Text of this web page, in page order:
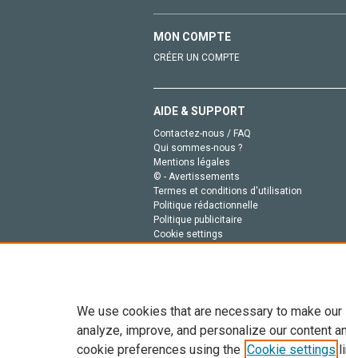
MON COMPTE
CRÉER UN COMPTE
AIDE & SUPPORT
Contactez-nous / FAQ
Qui sommes-nous ?
Mentions légales
© - Avertissements
Termes et conditions d'utilisation
Politique rédactionnelle
Politique publicitaire
Cookie settings
Tout le contenu de ce site: Copyright © 2026
We use cookies that are necessary to make
analyze, improve, and personalize our content
cookie preferences using the Cookie settings